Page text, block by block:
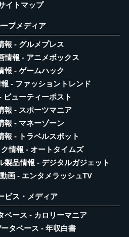
イトマップ
プメディア
報 - グルメプレス
情報 - アニメボックス
報 - ゲームハック
- ファッショントレンド
ビューティーポスト
報 - スポーツマニア
報 - マネーゾーン
報 - トラベルスポット
情報 - オートタイムズ
製品情報 - デジタルガジェット
画 - エンタメラッシュTV
ビス・メディア
ベース - カロリーマニア
タベース - 年収白書